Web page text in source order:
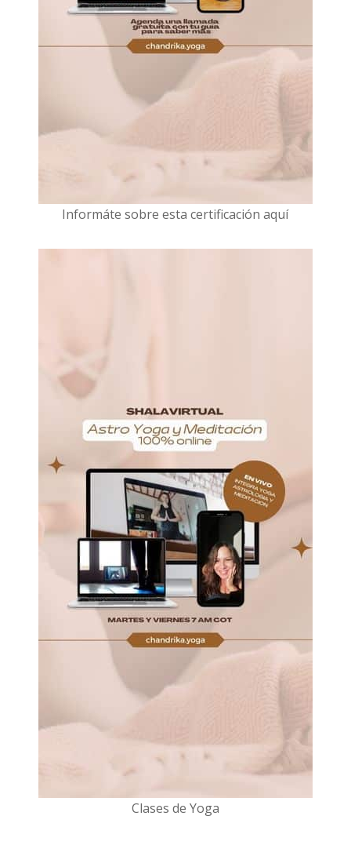
Informáte sobre esta certificación aquí
Clases de Yoga